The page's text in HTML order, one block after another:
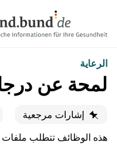
الرعاية
لمحة عن
إشارات مرجعية
هذه الوظائف تتطلب ملفات